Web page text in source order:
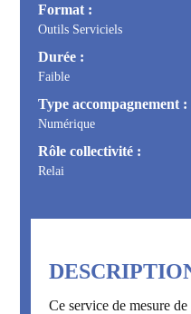
Format :
Outils Serviciels
Durée :
Faible
Type accompagnement :
Numérique
Rôle collectivité :
Relai
Ce service de mesure